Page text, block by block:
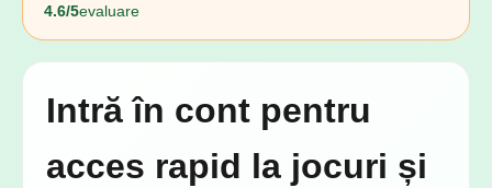
4.6/5evaluare
Intră în cont pentru
acces rapid la jocuri și